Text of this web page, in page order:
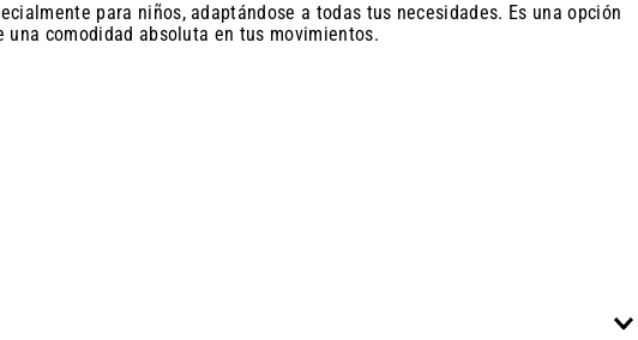
para niños, adaptándose a todas tus necesidades. Es una opción
comodidad absoluta en tus movimientos.